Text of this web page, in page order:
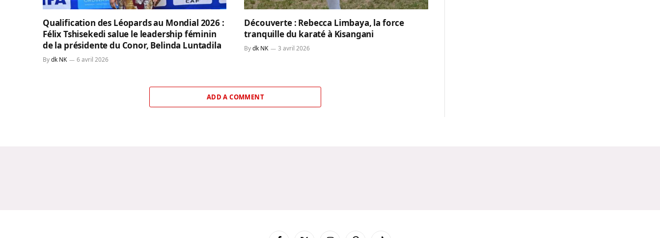
Qualification des Léopards au Mondial 2026 :
Félix Tshisekedi salue le leadership féminin
de la présidente du Conor, Belinda Luntadila
Bydk NK 6 avril 2026
Découverte : Rebecca Limbaya, la force
tranquille du karaté à Kisangani
By dk NK 3 avril 2026
ADD A COMMENT